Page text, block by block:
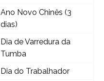
Ano Novo Chinês (3
dias)
Dia de Varredura da
Tumba
Dia do Trabalhador